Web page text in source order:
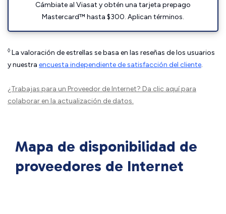
Cámbiate al Viasat y obtén una tarjeta prepago
Mastercard™ hasta $300. Aplican términos.
◊ La valoración de estrellas se basa en las reseñas de los usuarios
y nuestra encuesta independiente de satisfacción del cliente.
¿Trabajas para un Proveedor de Internet? Da clic aquípara
colaborar en la actualización de datos.
Mapa de disponibilidad de
proveedores de Internet